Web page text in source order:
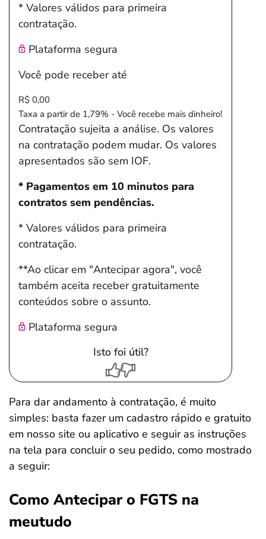
* Valores válidos para primeira
contratação.
Plataforma segura
Você pode receber até
R$ 0,00
Taxa a partir de 1,79% - Você recebe mais dinheiro!
Contratação sujeita a análise. Os valores
na contratação podem mudar. Os valores
apresentados são sem IOF.
* Pagamentos em 10 minutos para
contratos sem pendências.
* Valores válidos para primeira
contratação.
**Ao clicar em "Antecipar agora", você
também aceita receber gratuitamente
conteúdos sobre o assunto.
Plataforma segura
Isto foi útil?
Para dar andamento à contratação, é muito
simples: basta fazer um cadastro rápido e gratuito
em nosso site ou aplicativo e seguir as instruções
na tela para concluir o seu pedido, como mostrado
a seguir:
Como Antecipar o FGTS na
meutudo